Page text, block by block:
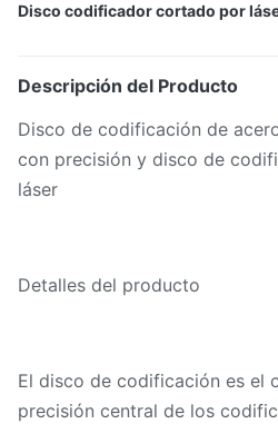
Disco codificador cortado por
Descripción del Producto
Disco de codificación de
con precisión y disco de
láser
Detalles del producto
El disco de codificación es el
precisión central de los